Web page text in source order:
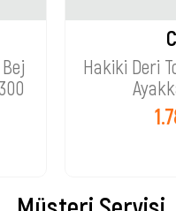
Hakiki Deri